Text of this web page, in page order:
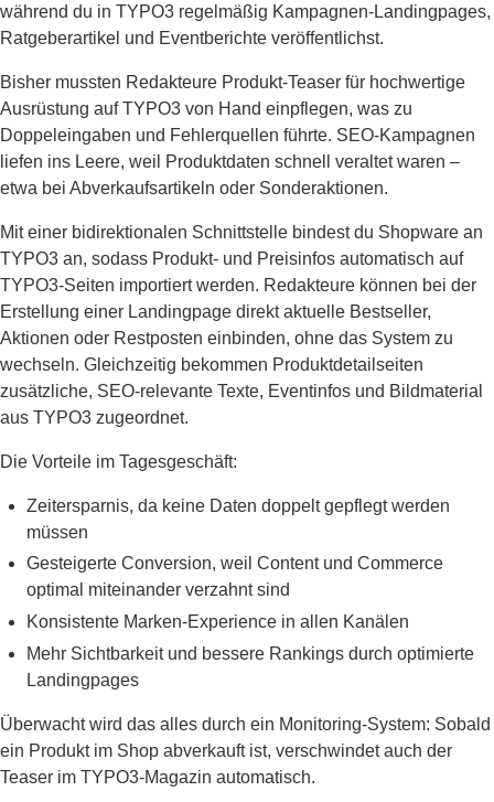
während du in TYPO3 regelmäßig Kampagnen-Landingpages,
Ratgeberartikel und Eventberichte veröffentlichst.
Bisher mussten Redakteure Produkt-Teaser für hochwertige
Ausrüstung auf TYPO3 von Hand einpflegen, was zu
Doppeleingaben und Fehlerquellen führte. SEO-Kampagnen
liefen ins Leere, weil Produktdaten schnell veraltet waren –
etwa bei Abverkaufsartikeln oder Sonderaktionen.
Mit einer bidirektionalen Schnittstelle bindest du Shopware an
TYPO3 an, sodass Produkt- und Preisinfos automatisch auf
TYPO3-Seiten importiert werden. Redakteure können bei der
Erstellung einer Landingpage direkt aktuelle Bestseller,
Aktionen oder Restposten einbinden, ohne das System zu
wechseln. Gleichzeitig bekommen Produktdetailseiten
zusätzliche, SEO-relevante Texte, Eventinfos und Bildmaterial
aus TYPO3 zugeordnet.
Die Vorteile im Tagesgeschäft:
Zeitersparnis, da keine Daten doppelt gepflegt werden
müssen
Gesteigerte Conversion, weil Content und Commerce
optimal miteinander verzahnt sind
Konsistente Marken-Experience in allen Kanälen
Mehr Sichtbarkeit und bessere Rankings durch optimierte
Landingpages
Überwacht wird das alles durch ein Monitoring-System: Sobald
ein Produkt im Shop abverkauft ist, verschwindet auch der
Teaser im TYPO3-Magazin automatisch.